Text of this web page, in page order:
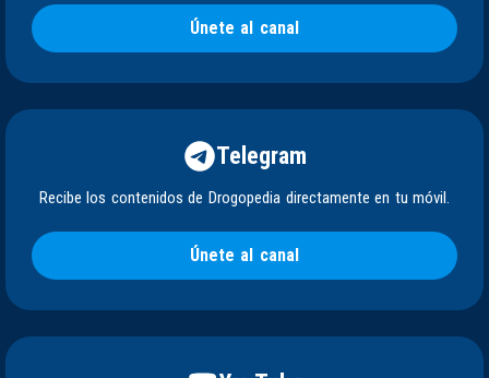
Únete al canal
Telegram
Recibe los contenidos de Drogopedia directamente en tu móvil.
Únete al canal